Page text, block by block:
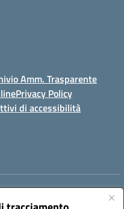
Amm. Trasparente
Privacy Policy
di accessibilità